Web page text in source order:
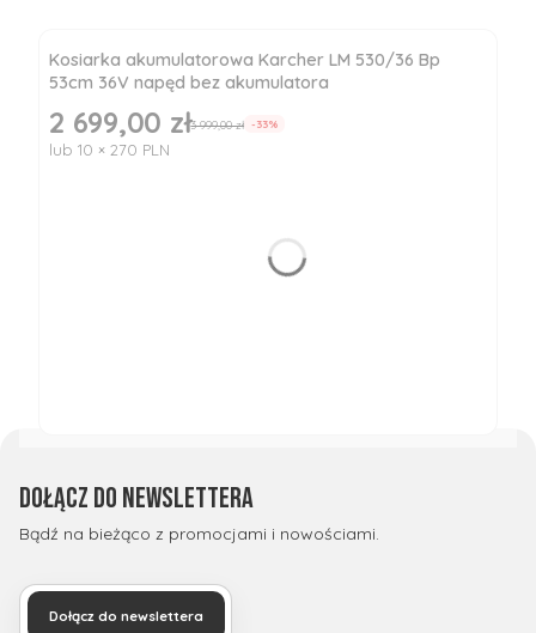
Kosiarka akumulatorowa Karcher LM 530/36 Bp
53cm 36V napęd bez akumulatora
Cena promocyjna
2 699,00 zł3 999,00 zł -33%
lub 10 × 270 PLN
Dołącz do newslettera
Bądź na bieżąco z promocjami i nowościami.
Dołącz do newslettera